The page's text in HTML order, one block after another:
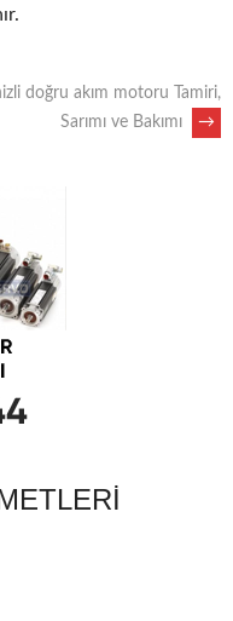
doğru akım motoru Tamiri,
Sarımı ve Bakımı
→